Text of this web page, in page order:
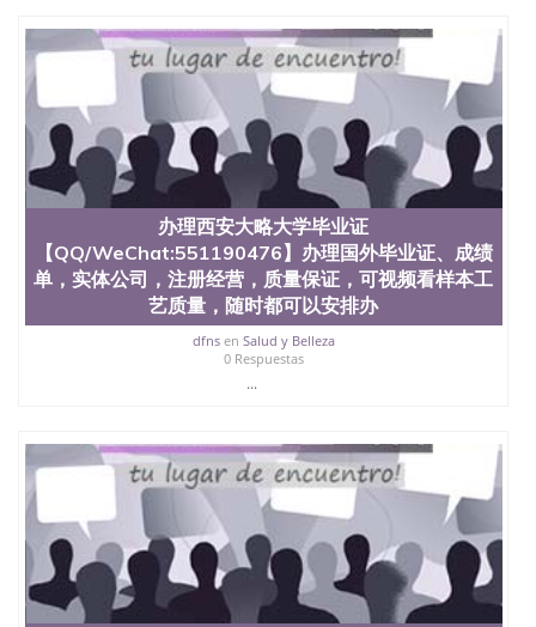
办理西安大略大学毕业证
【QQ/WeChat:551190476】办理国外毕业证、成绩
单，实体公司，注册经营，质量保证，可视频看样本工
艺质量，随时都可以安排办
dfnsen Salud y Belleza
0 Respuestas
...